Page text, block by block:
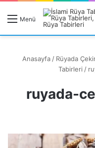
Menü
Anasayfa / Rüyada
Tabirleri /
ruyada-